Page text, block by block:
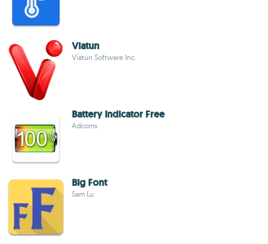
Viatun
Viatun Software Inc.
Battery Indicator Free
Adcoms
Big Font
Sam Lu